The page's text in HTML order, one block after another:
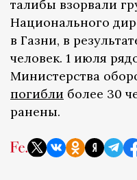
талибы взорвали
Национального
в Газни, в
человек. 1 июля
Министерства
погибли более 30
ранены.